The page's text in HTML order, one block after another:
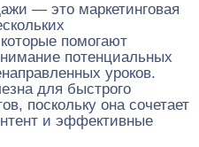
— это маркетинговая
помогают
потенциальных
уроков.
для быстрого
поскольку она сочетает
и эффективные